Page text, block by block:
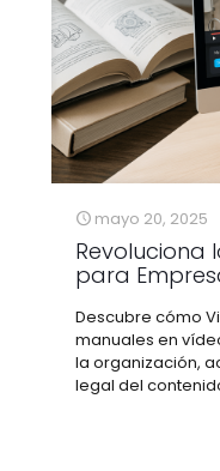
mayo 20, 2025
Revoluciona
para
Descubre cómo
manuales en
la organización,
legal del